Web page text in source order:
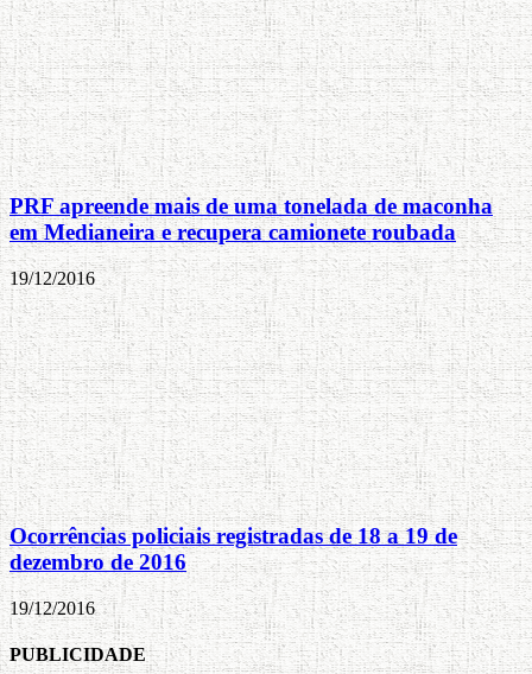
PRF apreende mais de uma tonelada de maconha
em Medianeira e recupera camionete roubada
19/12/2016
Ocorrências policiais registradas de 18 a 19 de
dezembro de 2016
19/12/2016
PUBLICIDADE